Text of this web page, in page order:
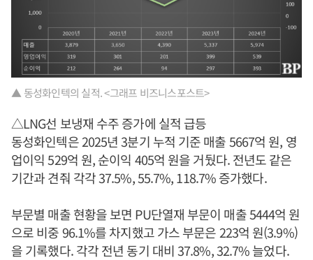
▲ 동성화인텍의 실적. <그래프 비즈니스포스트>
△LNG선 보냉재 수주 증가에 실적 급등
동성화인텍은 2025년 3분기 누적 기준 매출 5667억 원, 영
업이익 529억 원, 순이익 405억 원을 거뒀다. 전년도 같은
기간과 견줘 각각 37.5%, 55.7%, 118.7% 증가했다.
부문별 매출 현황을 보면 PU단열재 부문이 매출 5444억 원
으로 비중 96.1%를 차지했고 가스 부문은 223억 원(3.9%)
을 기록했다. 각각 전년 동기 대비 37.8%, 32.7% 늘었다.